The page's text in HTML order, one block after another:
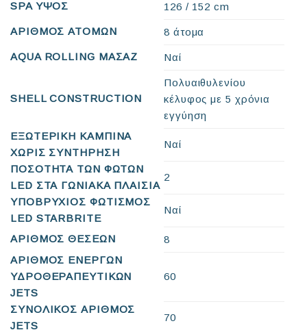
SPA ΥΨΟΣ 126 / 152 cm
ΑΡΙΘΜΟΣ ΑΤΟΜΩΝ 8 άτομα
AQUA ROLLING ΜΑΣΑΖ Ναί
SHELL CONSTRUCTION
Πολυαιθυλενίου
κέλυφος με 5 χρόνια
εγγύηση
ΕΞΩΤΕΡΙΚΗ ΚΑΜΠΙΝΑ
ΧΩΡΙΣ ΣΥΝΤΗΡΗΣΗ
Ναί
ΠΟΣΟΤΗΤΑ ΤΩΝ ΦΩΤΩΝ
LED ΣΤΑ ΓΩΝΙΑΚΑ ΠΛΑΙΣΙΑ
2
ΥΠΟΒΡΥΧΙΟΣ ΦΩΤΙΣΜΟΣ
LED STARBRITE
Ναί
ΑΡΙΘΜΟΣ ΘΕΣΕΩΝ
8
ΑΡΙΘΜΟΣ ΕΝΕΡΓΩΝ
ΥΔΡΟΘΕΡΑΠΕΥΤΙΚΩΝ
JETS
60
ΣΥΝΟΛΙΚΟΣ ΑΡΙΘΜΟΣ
JETS
70